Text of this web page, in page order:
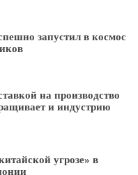
запустил в космос
на производство
и индустрию
угрозе» в